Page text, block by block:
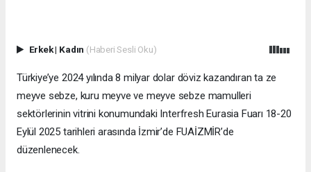
Erkek| Kadın (Haberi Sesli Oku)
Türkiye’ye 2024 yılında 8 milyar dolar döviz kazandıran ta ze
meyve sebze, kuru meyve ve meyve sebze mamulleri
sektörlerinin vitrini konumundaki Interfresh Eurasia Fuarı 18-20
Eylül 2025 tarihleri arasında İzmir’de FUAİZMİR’de
düzenlenecek.